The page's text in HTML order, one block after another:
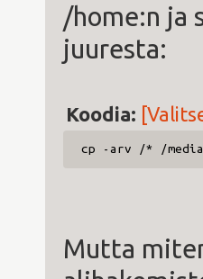
/home:n ja
juuresta:
Koodia:
cp -arv /* /
Mutta